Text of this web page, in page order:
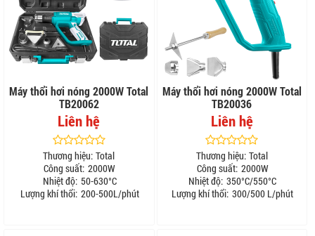
Máy thổi hơi nóng 2000W Total
TB20062
Liên hệ
Thương hiệu: Total
Công suất: 2000W
Nhiệt độ: 50-630°C
Lượng khí thổi: 200-500L/phút
Máy thổi hơi nóng 2000W Total
TB20036
Liên hệ
Thương hiệu: Total
Công suất: 2000W
Nhiệt độ: 350°C/550°C
Lượng khí thổi: 300/500 L/phút